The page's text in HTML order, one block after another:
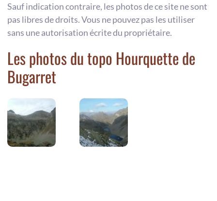
Sauf indication contraire, les photos de ce site ne sont
pas libres de droits. Vous ne pouvez pas les utiliser
sans une autorisation écrite du propriétaire.
Les photos du topo Hourquette de
Bugarret